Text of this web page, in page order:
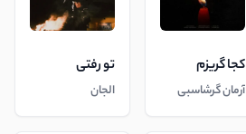
کجا گریزم
آرمان گرشاسبی
تو رفتی
الجان